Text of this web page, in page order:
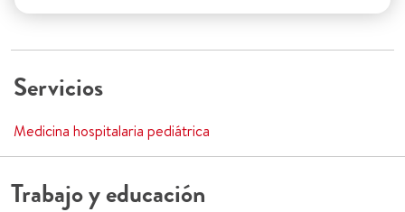
Servicios
Medicina hospitalaria pediátrica
Trabajo y educación